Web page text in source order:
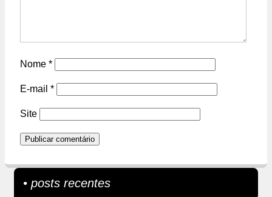
Nome *
E-mail *
Site
• posts recentes